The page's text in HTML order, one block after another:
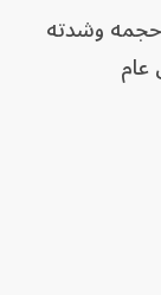
وشدته